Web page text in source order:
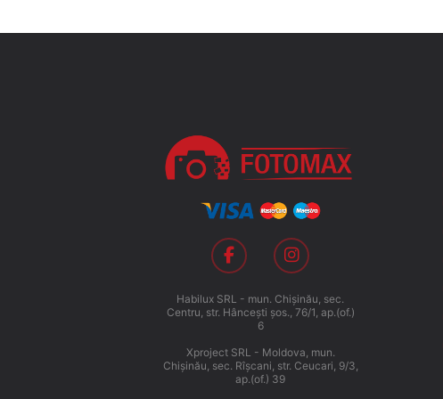
Habilux SRL - mun. Chişinău, sec.
Centru, str. Hânceşti şos., 76/1, ap.(of.)
6
Xproject SRL - Moldova, mun.
Chişinău, sec. Rîşcani, str. Ceucari, 9/3,
ap.(of.) 39